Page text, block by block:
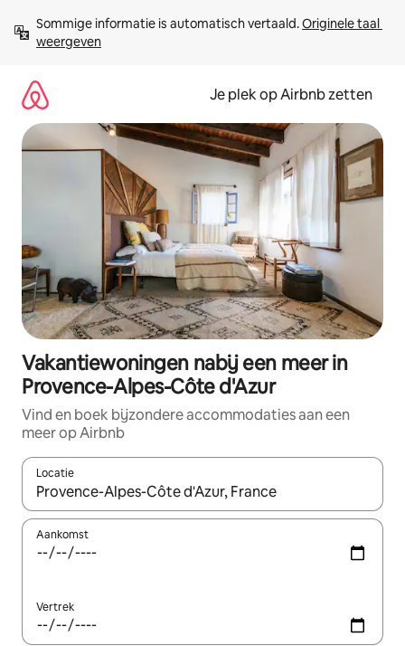
direct
naar
Sommige informatie is automatisch vertaald. Originele taal
weergeven
Je plek op Airbnb zetten
Vakantiewoningen nabij een meer in
Provence-Alpes-Côte d'Azur
Vind en boek bijzondere accommodaties aan een
meer op Airbnb
Locatie
Wanneer er resultaten beschikbaar zijn, maak je een keuze
Aankomst
Vertrek